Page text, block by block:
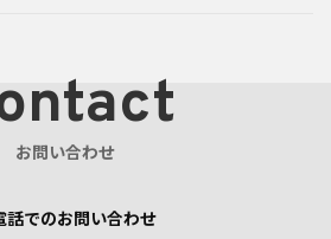
お問い合わせ
話でのお問い合わせ